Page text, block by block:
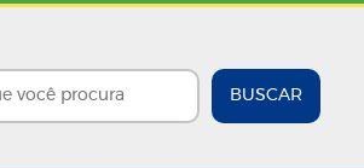
BUSCAR